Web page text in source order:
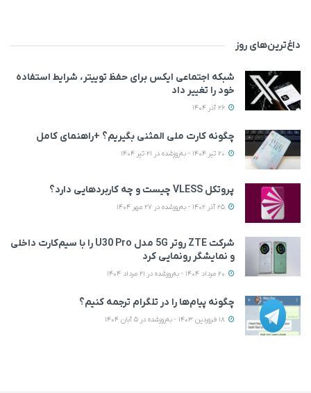
داغ‌ترین‌های روز
شبکه اجتماعی ایکس برای حفظ توییتر، شرایط استفاده
خود را تغییر داد
چگونه کارت ملی المثنی بگیریم؟ +راهنمای کامل
پروتکل VLESS چیست و چه کاربردهایی دارد؟
شرکت ZTE روتر 5G مدل U30 Pro را با سیم‌کارت داخلی
و نمایشگر رونمایی کرد
چگونه پیام‌ها را در تلگرام ترجمه کنیم؟